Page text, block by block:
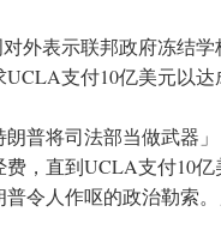
外表示联邦政府冻结学
支付10亿美元以
普将司法部当做武器
，直到UCLA支付10
令人作呕的政治勒索